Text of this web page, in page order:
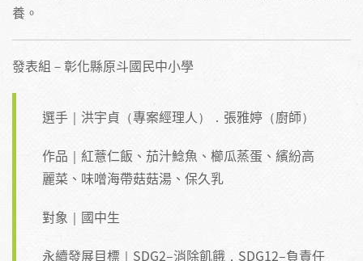
養。
發表組－彰化縣原斗國民中小學
選手｜洪宇貞（專案經理人）．張雅婷（廚師）
作品｜紅薏仁飯、茄汁鯰魚、櫛瓜蒸蛋、繽紛高
麗菜、味噌海帶菇菇湯、保久乳
對象｜國中生
永續發展目標｜SDG2–消除飢餓．SDG12–負責任